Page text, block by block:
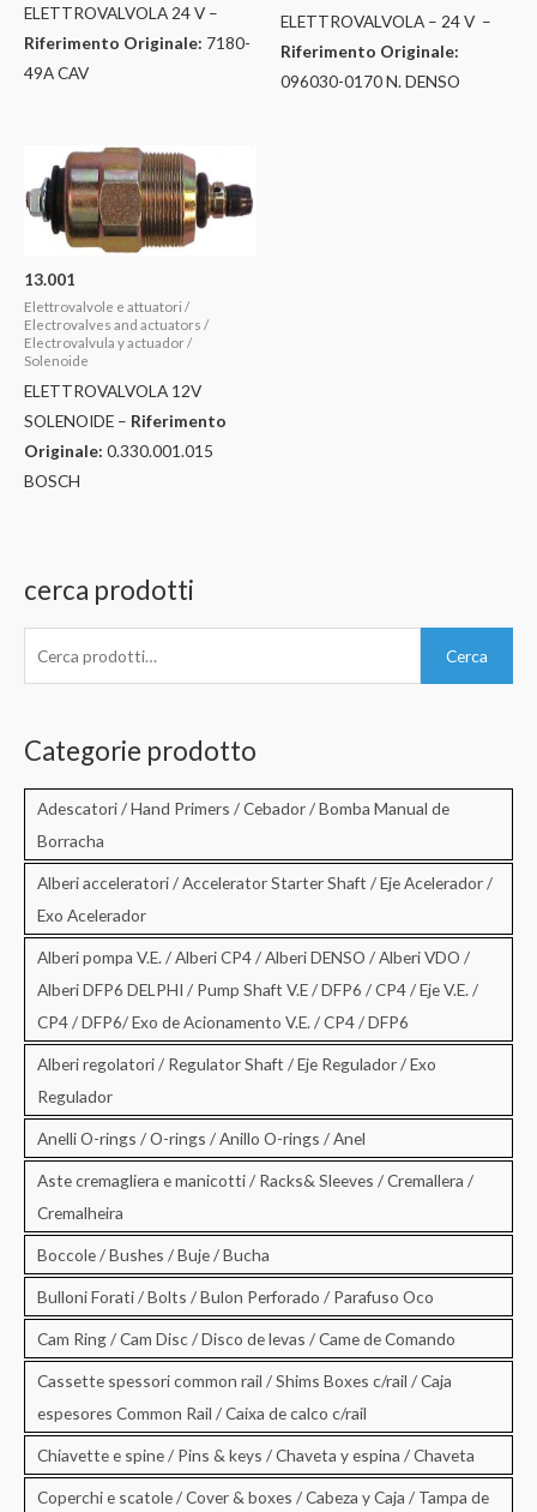
ELETTROVALVOLA 24 V –
Riferimento Originale: 7180-
49A CAV
ELETTROVALVOLA – 24 V –
Riferimento Originale:
096030-0170 N. DENSO
13.001
Elettrovalvole e attuatori /
Electrovalves and actuators /
Electrovalvula y actuador /
Solenoide
ELETTROVALVOLA 12V
SOLENOIDE – Riferimento
Originale: 0.330.001.015
BOSCH
cerca prodotti
c
Cerca
Categorie prodotto
Adescatori / Hand Primers / Cebador / Bomba Manual de
Borracha
Alberi acceleratori / Accelerator Starter Shaft / Eje Acelerador /
Exo Acelerador
Alberi pompa V.E. / Alberi CP4 / Alberi DENSO / Alberi VDO /
Alberi DFP6 DELPHI / Pump Shaft V.E / DFP6 / CP4 / Eje V.E. /
CP4 / DFP6/ Exo de Acionamento V.E. / CP4 / DFP6
Alberi regolatori / Regulator Shaft / Eje Regulador / Exo
Regulador
Anelli O-rings / O-rings / Anillo O-rings / Anel
Aste cremagliera e manicotti / Racks& Sleeves / Cremallera /
Cremalheira
Boccole / Bushes / Buje / Bucha
Bulloni Forati / Bolts / Bulon Perforado / Parafuso Oco
Cam Ring / Cam Disc / Disco de levas / Came de Comando
Cassette spessori common rail / Shims Boxes c/rail / Caja
espesores Common Rail / Caixa de calco c/rail
Chiavette e spine / Pins & keys / Chaveta y espina / Chaveta
Coperchi e scatole / Cover & boxes / Cabeza y Caja / Tampa de